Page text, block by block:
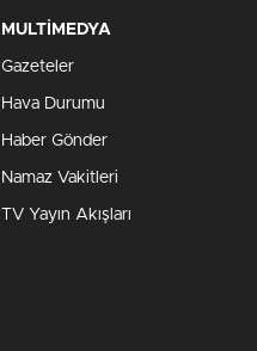
MULTİMEDYA
Gazeteler
Hava Durumu
Haber Gönder
Namaz Vakitleri
TV Yayın Akışları